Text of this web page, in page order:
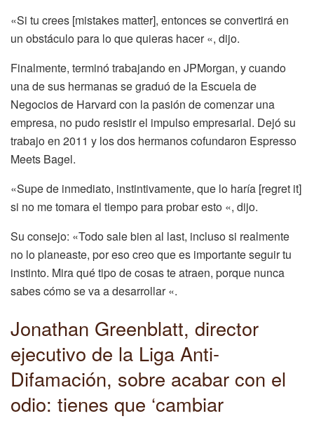
«Si tu crees [mistakes matter], entonces se convertirá en
un obstáculo para lo que quieras hacer «, dijo.
Finalmente, terminó trabajando en JPMorgan, y cuando
una de sus hermanas se graduó de la Escuela de
Negocios de Harvard con la pasión de comenzar una
empresa, no pudo resistir el impulso empresarial. Dejó su
trabajo en 2011 y los dos hermanos cofundaron Espresso
Meets Bagel.
«Supe de inmediato, instintivamente, que lo haría [regret it]
si no me tomara el tiempo para probar esto «, dijo.
Su consejo: «Todo sale bien al last, incluso si realmente
no lo planeaste, por eso creo que es importante seguir tu
instinto. Mira qué tipo de cosas te atraen, porque nunca
sabes cómo se va a desarrollar «.
Jonathan Greenblatt, director
ejecutivo de la Liga Anti-
Difamación, sobre acabar con el
odio: tienes que ‘cambiar